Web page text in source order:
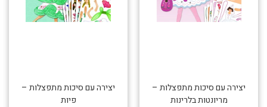
יצירה עם סיכות מתפצלות –
מריונטות בלרינות
יצירה עם סיכות מתפצלות –
פיות